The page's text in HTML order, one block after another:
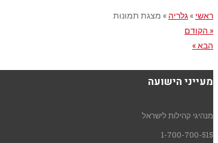
ראשי »גלריה » מצגת תמונות
« הקודם
הבא »
מעייני הישועה
מנהיגי קהילות לישראל
1-700-700-515